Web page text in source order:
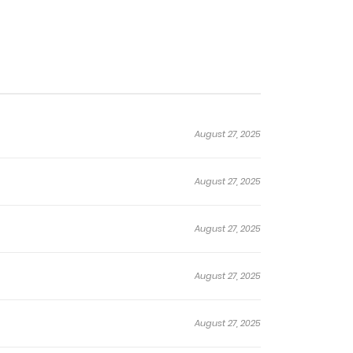
dans un trou de ver par une inconnue, Jun
aux côtés de son chat mystique,
August 27, 2025
August 27, 2025
August 27, 2025
August 27, 2025
August 27, 2025